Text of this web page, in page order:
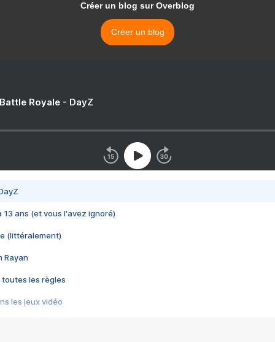
Créer un blog sur Overblog
Créer un blog
Royale - DayZ
13 ans (et vous l'avez ignoré)
(littéralement)
Rayan
toutes les règles
les jeux vidéo